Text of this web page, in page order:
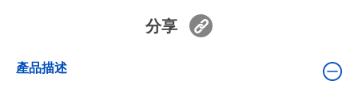
分享
產品描述